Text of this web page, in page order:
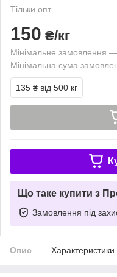
Тільки опт
150 ₴/кг
Мінімальне замовлення
Мінімальна сума
135 ₴ від 500 кг
Що таке купити з
Замовлення під
Опис Характеристики